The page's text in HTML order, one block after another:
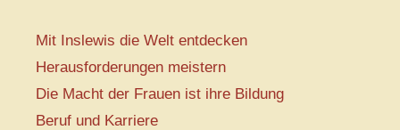
Mit Inslewis die Welt entdecken
Herausforderungen meistern
Die Macht der Frauen ist ihre Bildung
Beruf und Karriere